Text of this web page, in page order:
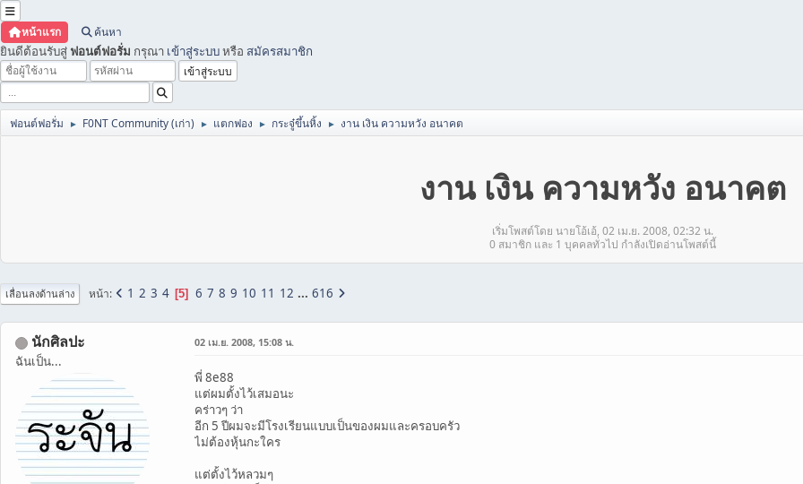
หน้าแรก ค้นหา
ยินดีต้อนรับสู่ ฟอนต์ฟอรั่ม กรุณา เข้าสู่ระบบหรือ สมัครสมาชิก
ฟอนต์ฟอรั่ม ► F0NT Community (เก่า) ► แตกฟอง ► กระจู๋ขึ้นหิ้ง ► งาน เงิน ความหวัง อนาคต
งาน เงิน ความหวัง อนาคต
เริ่มโพสต์โดย นายโอ้เอ้, 02 เม.ย. 2008, 02:32 น.
0 สมาชิก และ 1 บุคคลทั่วไป กำลังเปิดอ่านโพสต์นี้
เลื่อนลงด้านล่าง หน้า 1 2 3 4 5 6 7 8 9 10 11 12 ... 616
นักศิลปะ
ฉันเป็น...
02 เม.ย. 2008, 15:08 น.
พี่ 8e88
แต่ผมตั้งไว้เสมอนะ
คร่าวๆ ว่า
อีก 5 ปีผมจะมีโรงเรียนแบบเป็นของผมและครอบครัว
ไม่ต้องหุ้นกะใคร
แต่ตั้งไว้หลวมๆ